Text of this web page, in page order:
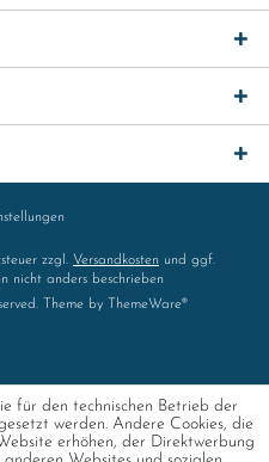
zzgl. Versandkosten und ggf.
nicht anders beschrieben
Theme by
ThemeWare®
für den technischen Betrieb der
werden. Andere Cookies, die
erhöhen, der Direktwerbung